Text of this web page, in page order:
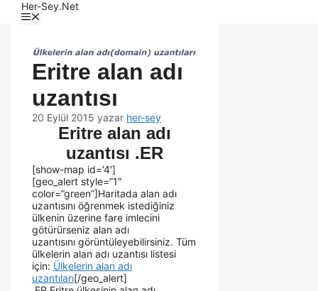
Her-Sey.Net
Eritre alan adı
uzantısı
20 Eylül 2015 yazar her-sey
Eritre alan adı
uzantısı .ER
[show-map id=’4′]
[geo_alert style=”1″
color=”green”]Haritada alan adı
uzantısını öğrenmek istediğiniz
ülkenin üzerine fare imlecini
götürürseniz alan adı
uzantısını görüntüleyebilirsiniz. Tüm
ülkelerin alan adı uzantısı listesi
için: Ülkelerin alan adı
uzantıları[/geo_alert]